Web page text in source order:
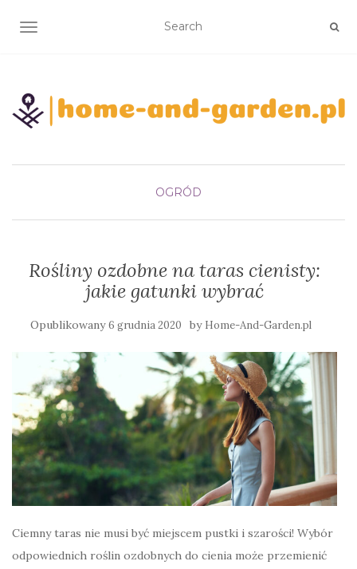
TOGGLE NAVIGATION
OGRÓD
Rośliny ozdobne na taras cienisty:
jakie gatunki wybrać
Opublikowany6 grudnia 2020 by Home-And-Garden.pl
Ciemny taras nie musi być miejscem pustki i szarości! Wybór
odpowiednich roślin ozdobnych do cienia może przemienić